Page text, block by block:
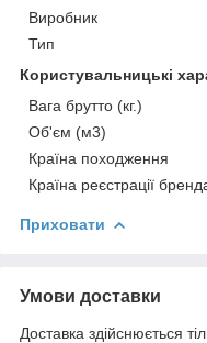
Виробник
Тип
Користувальницькі
Вага брутто (кг.)
Об'єм (м3)
Країна походження
Країна реєстрації
Приховати
Умови доставки
Доставка здійснюється